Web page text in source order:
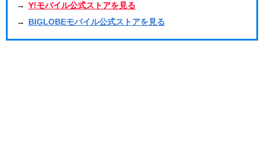
→ Y!モバイル公式ストアを見る
→
BIGLOBEモバイル公式ストアを見る